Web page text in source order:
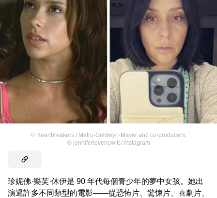
© Heartbreakers / Metro-Goldwyn-Mayer and co-producers,
© jenniferlovehewitt / Instagram
珍妮佛·樂芙·休伊是 90 年代每個青少年的夢中女孩。她出
演過許多不同類型的電影——從恐怖片、驚悚片、喜劇片、